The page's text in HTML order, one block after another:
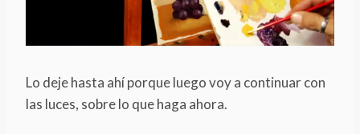
Lo deje hasta ahí porque luego voy a continuar con
las luces, sobre lo que haga ahora.